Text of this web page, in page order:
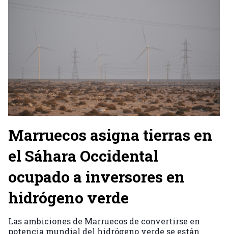
Marruecos asigna tierras en
el Sáhara Occidental
ocupado a inversores en
hidrógeno verde
Las ambiciones de Marruecos de convertirse en
potencia mundial del hidrógeno verde se están